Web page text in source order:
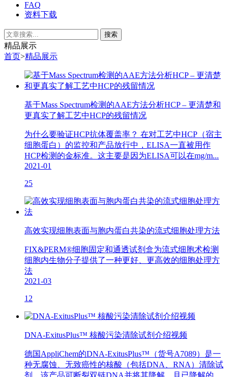
FAQ
资料下载
精品展示
首页>精品展示
基于Mass Spectrum检测的AAE方法分析HCP – 更清楚和
更真实了解工艺中HCP的残留情况
为什么要验证HCP抗体覆盖率？ 在对工艺中HCP（宿主
细胞蛋白）的监控和产品放行中，ELISA一直被用作
HCP检测的金标准。这主要是因为ELISA可以在mg/m...
2021-01
25
高效实现细胞表面与胞内蛋白共染的流式细胞处理方法
FIX&PERM®细胞固定和通透试剂盒为流式细胞术检测
细胞内生物分子提供了一种更好、更高效的细胞处理方
法
2021-03
12
DNA-ExitusPlus™ 核酸污染清除试剂介绍视频
德国AppliChem的DNA-ExitusPlus™（货号A7089）是一
种无腐蚀、无致癌性的核酸（包括DNA、RNA）清除试